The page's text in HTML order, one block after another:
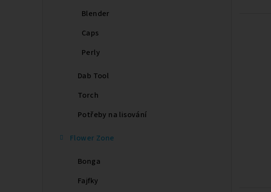
Blender
Caps
Perly
Dab Tool
Torch
Potřeby na lisování
Flower Zone
Bonga
Fajfky